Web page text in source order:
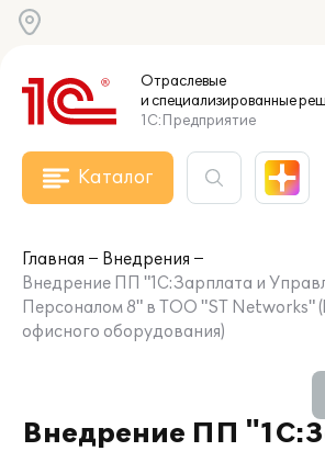
Отраслевые
и специализированные
1С:Предприятие
Каталог
Главная
Внедрения
Внедрение ПП "1С:Зарплата и
Персоналом 8" в ТОО "ST Networks"
офисного оборудования)
Внедрение ПП